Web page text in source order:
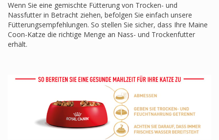
Wenn Sie eine gemischte Fütterung von Trocken- und
Nassfutter in Betracht ziehen, befolgen Sie einfach unsere
Fütterungsempfehlungen. So stellen Sie sicher, dass Ihre Maine
Coon-Katze die richtige Menge an Nass- und Trockenfutter
erhält.